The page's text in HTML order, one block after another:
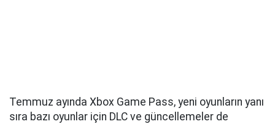
Temmuz ayında Xbox Game Pass, yeni oyunların yanı
sıra bazı oyunlar için DLC ve güncellemeler de